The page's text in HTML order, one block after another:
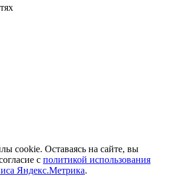
cookie. Оставаясь на сайте, вы
с политикой использования
Яндекс.Метрика.